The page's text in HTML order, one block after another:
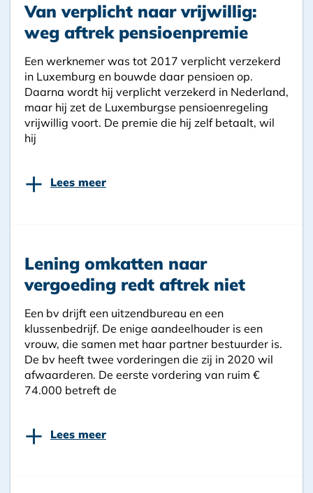
Van verplicht naar vrijwillig:
weg aftrek pensioenpremie
Een werknemer was tot 2017 verplicht verzekerd
in Luxemburg en bouwde daar pensioen op.
Daarna wordt hij verplicht verzekerd in Nederland,
maar hij zet de Luxemburgse pensioenregeling
vrijwillig voort. De premie die hij zelf betaalt, wil
hij
+ Lees meer
Lening omkatten naar
vergoeding redt aftrek niet
Een bv drijft een uitzendbureau en een
klussenbedrijf. De enige aandeelhouder is een
vrouw, die samen met haar partner bestuurder is.
De bv heeft twee vorderingen die zij in 2020 wil
afwaarderen. De eerste vordering van ruim €
74.000 betreft de
+ Lees meer